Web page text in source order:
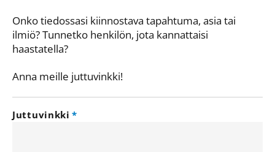
Onko tiedossasi kiinnostava tapahtuma, asia tai
ilmiö? Tunnetko henkilön, jota kannattaisi
haastatella?
Anna meille juttuvinkki!
Juttuvinkki